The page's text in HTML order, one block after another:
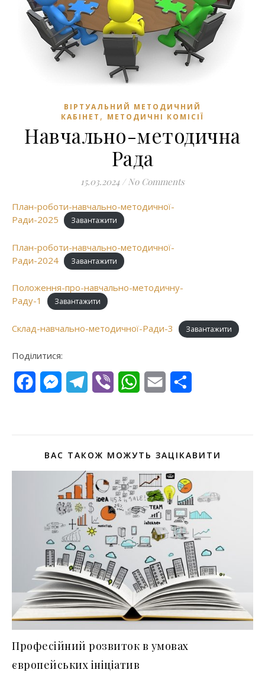
ВІРТУАЛЬНИЙ МЕТОДИЧНИЙ
КАБІНЕТ , МЕТОДИЧНІ КОМІСІЇ
Навчально-методична
Рада
15.03.2024 / No Comments
План-роботи-навчально-методичної-
Ради-2025
Завантажити
План-роботи-навчально-методичної-
Ради-2024
Завантажити
Положення-про-навчально-методичну-
Раду-1
Завантажити
Склад-навчально-методичної-Ради-3 Завантажити
Поділитися:
FacebookMessengerTelegram
Viber WhatsApp
Email
ВАС ТАКОЖ МОЖУТЬ ЗАЦІКАВИТИ
Професійний розвиток в умовах
європейських ініціатив